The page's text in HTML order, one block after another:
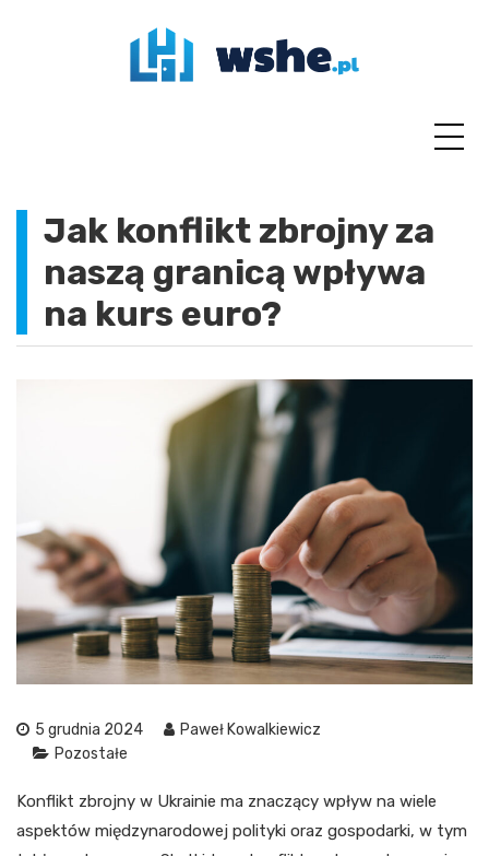
Jak konflikt zbrojny za
naszą granicą wpływa
na kurs euro?
5 grudnia 2024
Paweł Kowalkiewicz
Pozostałe
Konflikt zbrojny w Ukrainie ma znaczący wpływ na wiele
aspektów międzynarodowej polityki oraz gospodarki, w tym